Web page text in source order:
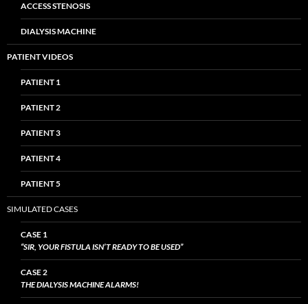
ACCESS STENOSIS
DIALYSIS MACHINE
PATIENT VIDEOS
PATIENT 1
PATIENT 2
PATIENT 3
PATIENT 4
PATIENT 5
SIMULATED CASES
CASE 1
“SIR, YOUR FISTULA ISN’T READY TO BE USED”
CASE 2
THE DIALYSIS MACHINE ALARMS!